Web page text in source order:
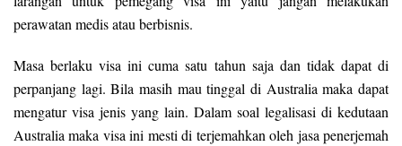
perawatan medis atau berbisnis.
Masa berlaku visa ini cuma satu tahun saja dan tidak dapat di
perpanjang lagi. Bila masih mau tinggal di Australia maka dapat
mengatur visa jenis yang lain. Dalam soal legalisasi di kedutaan
Australia maka visa ini mesti di terjemahkan oleh jasa penerjemah